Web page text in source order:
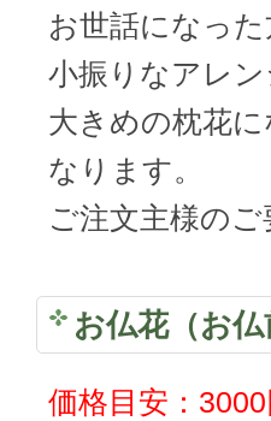
お世話になっ
小振りなアレ
大きめの枕花
なります。
ご注文主様の
お仏花（お仏
価格目安：